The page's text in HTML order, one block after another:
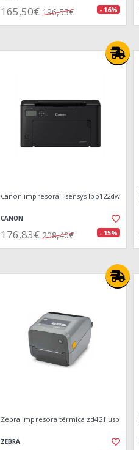
165,50€ 196,53€ - 16%
Canon impresora i-sensys lbp122dw
CANON
176,83€ 208,40€ - 15%
Zebra impresora térmica zd421 usb
ZEBRA